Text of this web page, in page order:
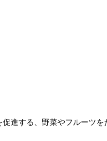
進する、野菜やフルーツを